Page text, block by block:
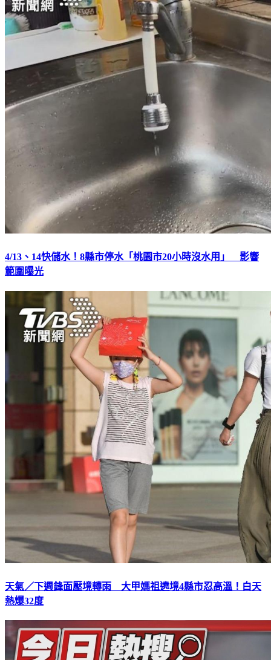
4/13、14快儲水！8縣市停水「桃園市20小時沒水用」 影響
範圍曝光
天氣／下週鋒面壓境轉雨 大甲媽祖遶境4縣市忍高溫！白天
熱爆32度